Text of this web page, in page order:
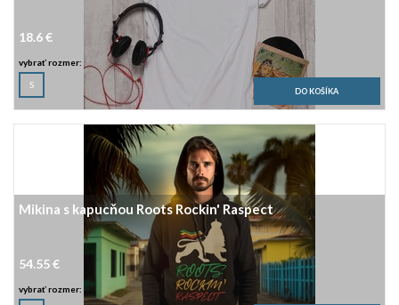
18.6 €
vybrať rozmer:
S
Mikina s kapucňou Roots Rockin' Raspect
54.55 €
vybrať rozmer: